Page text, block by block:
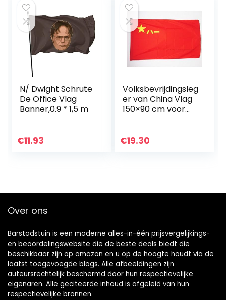
N/ Dwight Schrute
De Office Vlag
Banner,0.9 * 1,5 m
€11.93
Volksbevrijdingsleg
er van China Vlag
150×90 cm voor
90 x 150 cm –
€19.30
Over ons
Barstadstuin is een moderne alles-in-één prijsvergelijkings-
en beoordelingswebsite die de beste deals biedt die
beschikbaar zijn op amazon en u op de hoogte houdt via de
laatst toegevoegde blogs. Alle afbeeldingen zijn
auteursrechtelijk beschermd door hun respectievelijke
eigenaren. Alle geciteerde inhoud is afgeleid van hun
respectievelijke bronnen.